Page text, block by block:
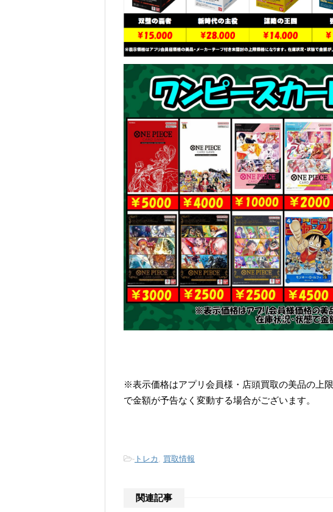
※表示価格はアプリ会員様・店頭買取の美品の上
で金額が予告なく変動する場合がございます。
- トレカ 買取情報
関連記事